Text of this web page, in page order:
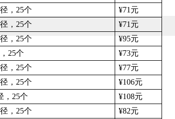
， 25个 ¥71 元
， 25个 ¥71 元
， 25个 ¥95元
25个 ¥73元
， 25个 ¥77元
， 25个 ¥106元
， 25个 ¥108元
， 25个 ¥82元